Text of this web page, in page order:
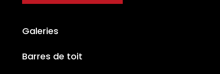
Galeries
Barres de toit